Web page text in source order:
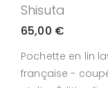
Shisuta
65,00 €
Pochette en lin
française -